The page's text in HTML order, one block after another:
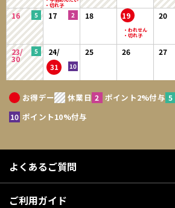
16 17 18 19 20
23/
30
24/
31
25 26 27
お得デー 休業日 ポイント2%付与
ポイント10%付与
よくあるご質問
ご利用ガイド